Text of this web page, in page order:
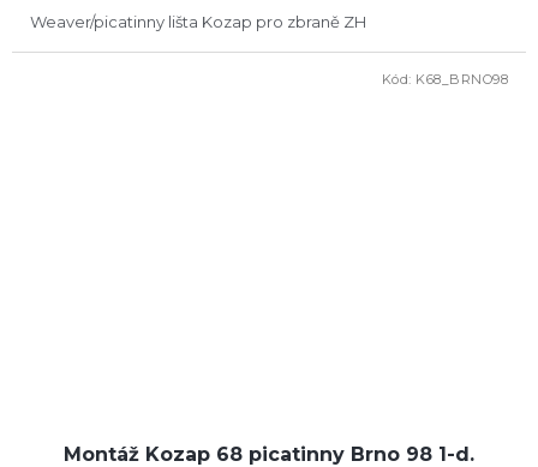
Weaver/picatinny lišta Kozap pro zbraně ZH
Montáž Kozap 68 picatinny Brno 98 1-d.
Kód: K68_BRNO98